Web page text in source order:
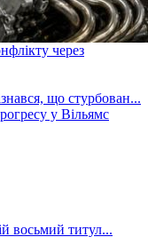
через
у Вільямс